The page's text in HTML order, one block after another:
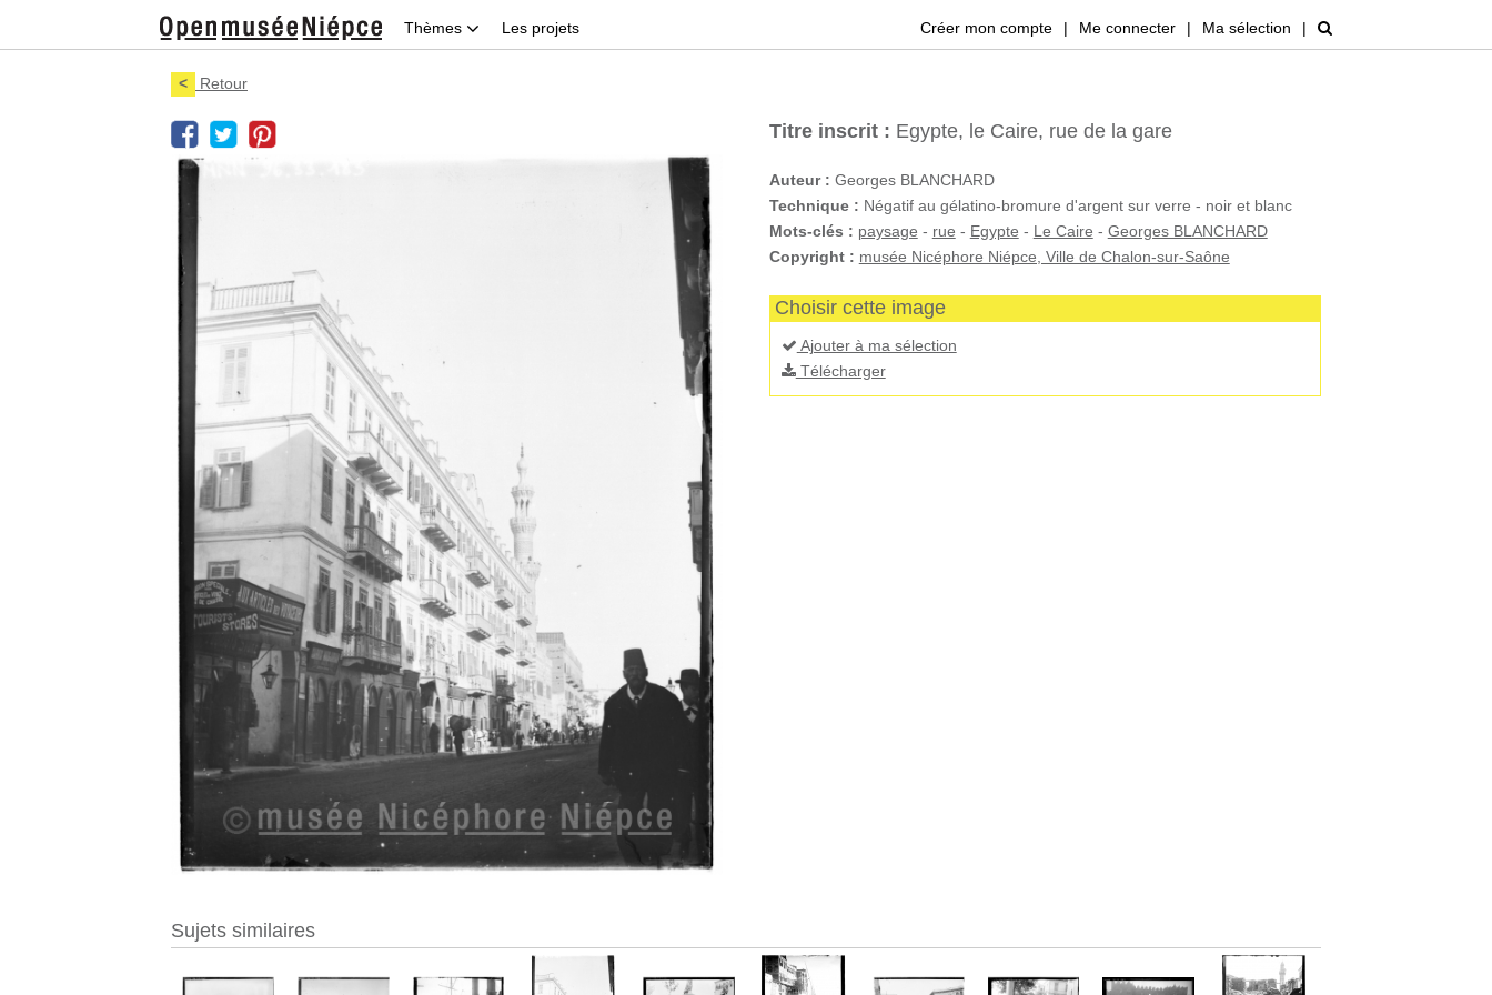
Thèmes Les projets Créer mon compte | Me connecter | Ma sélection |
< Retour
Titre inscrit : Egypte, le Caire, rue de la gare
Auteur : Georges BLANCHARD
Technique : Négatif au gélatino-bromure d'argent sur verre - noir et blanc
Mots-clés : paysage - rue - Egypte - Le Caire - Georges BLANCHARD
Copyright : musée Nicéphore Niépce, Ville de Chalon-sur-Saône
Choisir cette image
Ajouter à ma sélection
Télécharger
Sujets similaires